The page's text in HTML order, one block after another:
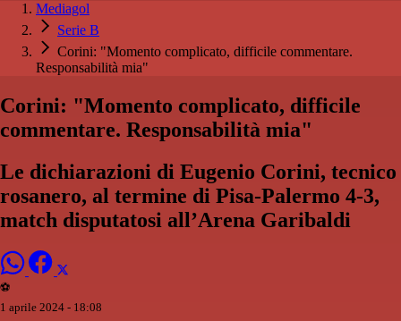
Mediagol
Serie B
Corini: "Momento complicato, difficile commentare.
Responsabilità mia"
Corini: "Momento complicato, difficile
commentare. Responsabilità mia"
Le dichiarazioni di Eugenio Corini, tecnico
rosanero, al termine di Pisa-Palermo 4-3,
match disputatosi all’Arena Garibaldi
⚽️
1 aprile 2024 - 18:08